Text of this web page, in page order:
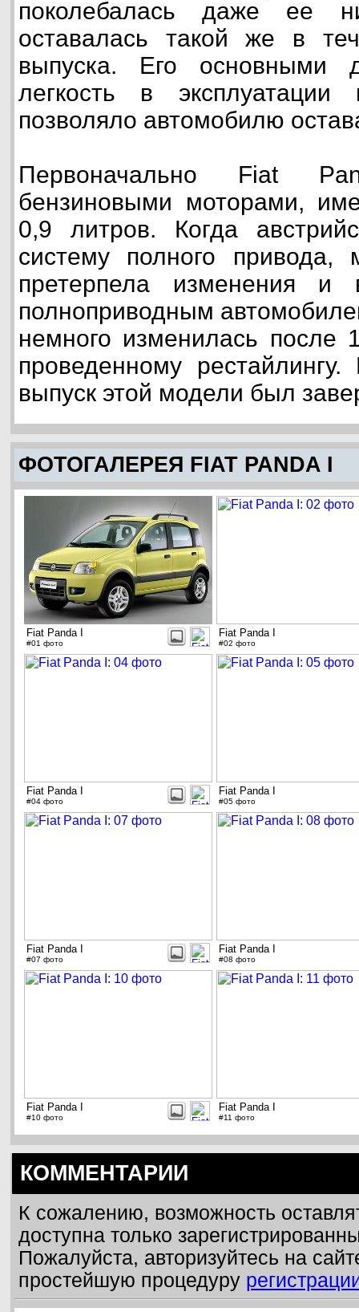
поколебалась даже ее
оставалась такой же в
выпуска. Его основными
легкость в
позволяло автомобилю
Первоначально Fiat
бензиновыми моторами,
0,9 литров. Когда
систему полного
претерпела изменения
полноприводным
немного изменилась после
проведенному
выпуск этой модели был
ФОТОГАЛЕРЕЯ FIAT PANDA I
Fiat Panda I
#01 фото
Fiat Panda I
#02 фото
Fiat Panda I
#04 фото
Fiat Panda I
#05 фото
Fiat Panda I
#07 фото
Fiat Panda I
#08 фото
Fiat Panda I
#10 фото
Fiat Panda I
#11 фото
КОММЕНТАРИИ
К сожалению, возможность
доступна только
Пожалуйста, авторизуйтесь на
простейшую процедуру